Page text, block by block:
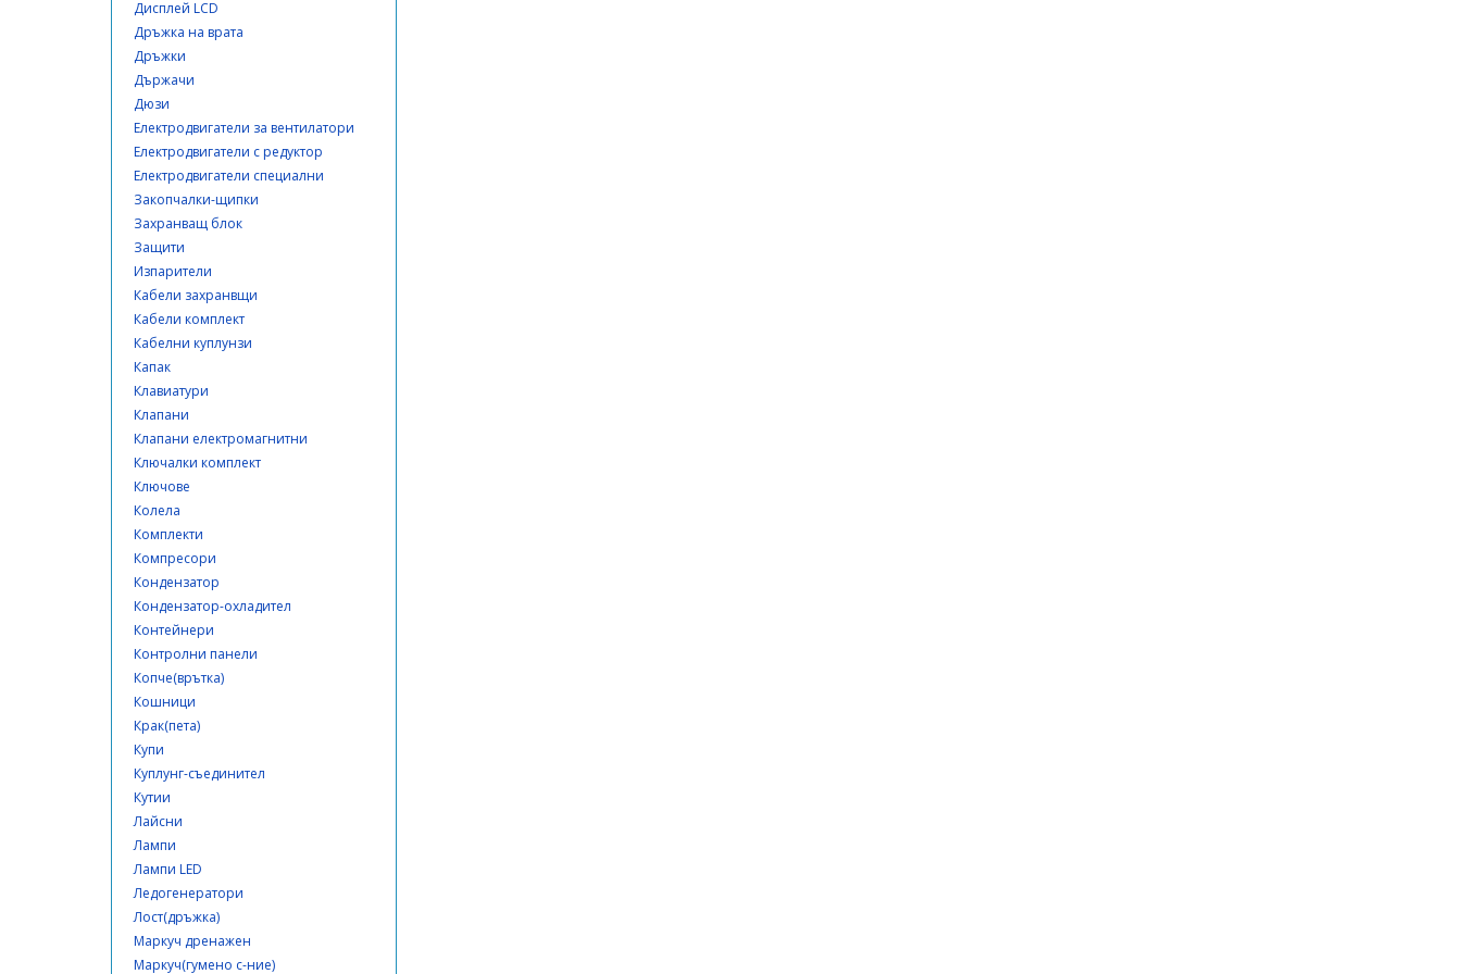
Дисплей LCD
Дръжка на врата
Дръжки
Държачи
Дюзи
Електродвигатели за вентилатори
Електродвигатели с редуктор
Електродвигатели специални
Закопчалки-щипки
Захранващ блок
Защити
Изпарители
Кабели захранвщи
Кабели комплект
Кабелни куплунзи
Капак
Клавиатури
Клапани
Клапани електромагнитни
Ключалки комплект
Ключове
Колела
Комплекти
Компресори
Кондензатор
Кондензатор-охладител
Контейнери
Контролни панели
Копче(врътка)
Кошници
Крак(пета)
Купи
Куплунг-съединител
Кутии
Лайсни
Лампи
Лампи LED
Ледогенератори
Лост(дръжка)
Маркуч дренажен
Маркуч(гумено с-ние)